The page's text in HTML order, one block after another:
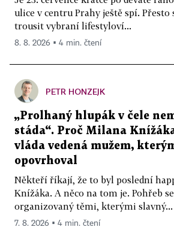
ulice v centru Prahy ještě spí. Přesto
trousit vybraní lifestyloví...
8. 8. 2026 ▪ 4 min. čtení
PETR HONZEJK
„Prolhaný hlupák v čele
stáda“. Proč Milana
vláda vedená mužem,
opovrhoval
Někteří říkají, že to byl poslední
Knížáka. A něco na tom je. Pohřeb
organizovaný těmi, kterými slavný...
7. 8. 2026 ▪ 4 min. čtení